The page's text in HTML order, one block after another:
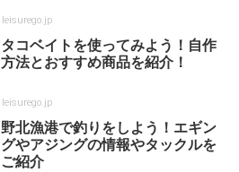
leisurego.jp
タコベイトを使ってみよう！自作
方法とおすすめ商品を紹介！
leisurego.jp
野北漁港で釣りをしよう！エギン
グやアジングの情報やタックルを
ご紹介